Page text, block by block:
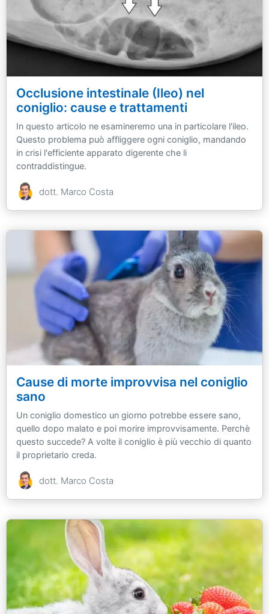
Occlusione intestinale (Ileo) nel
coniglio: cause e trattamenti
In questo articolo ne esamineremo una in particolare l'ileo.
Questo problema può affliggere ogni coniglio, mandando
in crisi l'efficiente apparato digerente che li
contraddistingue.
dott. Marco Costa
Cause di morte improvvisa nel coniglio
sano
Un coniglio domestico un giorno potrebbe essere sano,
quello dopo malato e poi morire improvvisamente. Perchè
questo succede? A volte il coniglio è più vecchio di quanto
il proprietario creda.
dott. Marco Costa